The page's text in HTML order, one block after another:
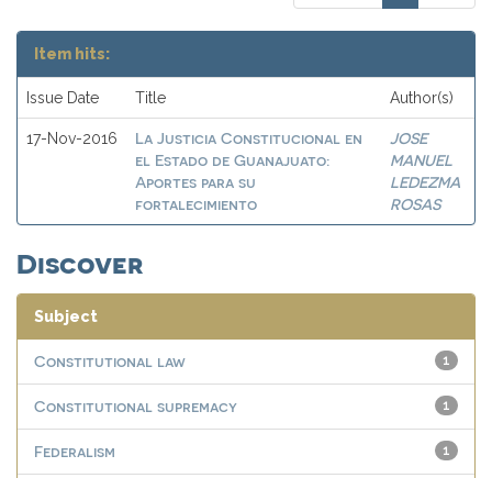
Item hits:
Issue Date Title Author(s)
17-Nov-2016
La Justicia Constitucional en
el Estado de Guanajuato:
Aportes para su
fortalecimiento
JOSE
MANUEL
LEDEZMA
ROSAS
Discover
Subject
1
Constitutional law
1
Constitutional supremacy
1
Federalism